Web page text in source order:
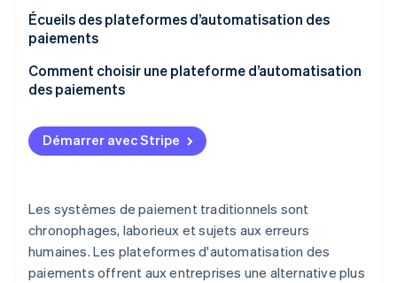
Écueils des plateformes d’automatisation des
paiements
Technologie
Sécurité et conformité
Opérations
Stratégie et relations
Croissance et flexibilité
Comment choisir une plateforme d’automatisation
des paiements
Évaluez les besoins de votre entreprise
Évaluer les caractéristiques clés
Analysez les coûts et le ROI
Vérifiez le service d’assistance et la fiabilité des
fournisseurs
Démarrer avec Stripe
Les systèmes de paiement traditionnels sont
chronophages, laborieux et sujets aux erreurs
humaines. Les plateformes d'automatisation des
paiements offrent aux entreprises une alternative plus